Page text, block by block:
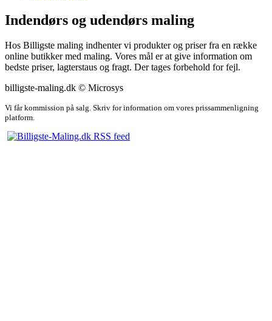
Indendørs og udendørs maling
Hos Billigste maling indhenter vi produkter og priser fra en række
online butikker med maling. Vores mål er at give information om
bedste priser, lagterstaus og fragt. Der tages forbehold for fejl.
billigste-maling.dk © Microsys
Vi får kommission på salg. Skriv for information om vores prissammenligning
platform.